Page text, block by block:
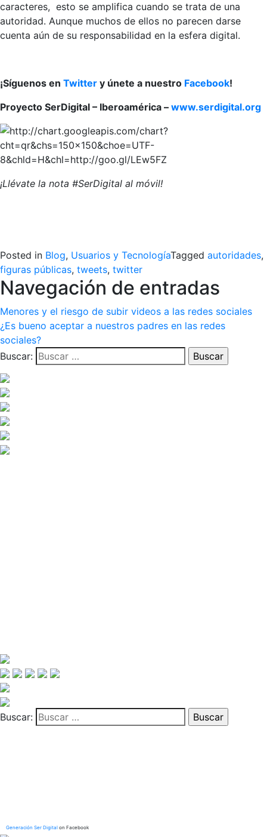
caracteres, esto se amplifica cuando se trata de una
autoridad. Aunque muchos de ellos no parecen darse
cuenta aún de su responsabilidad en la esfera digital.
¡Síguenos en Twitter y únete a nuestro Facebook!
Proyecto SerDigital – Iberoamérica – www.serdigital.org
¡Llévate la nota #SerDigital al móvil!
Posted in Blog, Usuarios y TecnologíaTagged autoridades,
figuras públicas, tweets, twitter
Navegación de entradas
Menores y el riesgo de subir videos a las redes sociales
¿Es bueno aceptar a nuestros padres en las redes
sociales?
Buscar:
Buscar:
Generación Ser Digital on Facebook